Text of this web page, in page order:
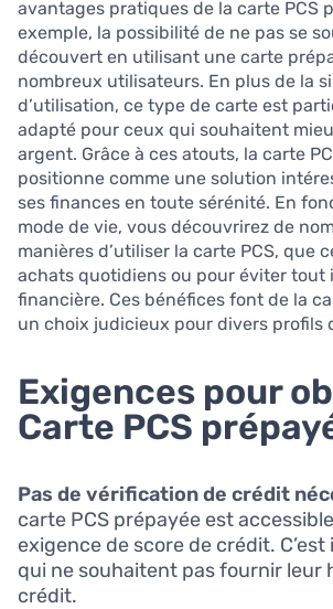
avantages pratiques de la carte PCS
exemple, la possibilité de ne pas se
découvert en utilisant une carte
nombreux utilisateurs. En plus de la
d’utilisation, ce type de carte est
adapté pour ceux qui souhaitent
argent. Grâce à ces atouts, la carte
positionne comme une solution
ses finances en toute sérénité. En
mode de vie, vous découvrirez de
manières d’utiliser la carte PCS, que
achats quotidiens ou pour éviter tout
financière. Ces bénéfices font de la
un choix judicieux pour divers profils
Exigences pour
Carte PCS
Pas de vérification de crédit
carte PCS prépayée est
exigence de score de crédit.
qui ne souhaitent pas fournir leur
crédit.